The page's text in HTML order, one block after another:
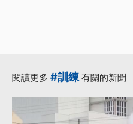
閱讀更多 #訓練 有關的新聞